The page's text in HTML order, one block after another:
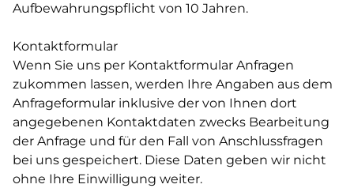
Aufbewahrungspflicht von 10 Jahren.
Kontaktformular
Wenn Sie uns per Kontaktformular Anfragen
zukommen lassen, werden Ihre Angaben aus dem
Anfrageformular inklusive der von Ihnen dort
angegebenen Kontaktdaten zwecks Bearbeitung
der Anfrage und für den Fall von Anschlussfragen
bei uns gespeichert. Diese Daten geben wir nicht
ohne Ihre Einwilligung weiter.